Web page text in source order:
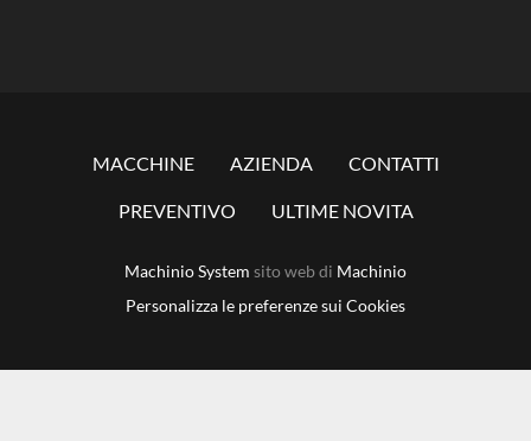
Personalizza le preferenze sui Cookies
Machinio System sito web di Machinio
MACCHINE AZIENDA CONTATTI
PREVENTIVO ULTIME NOVITA